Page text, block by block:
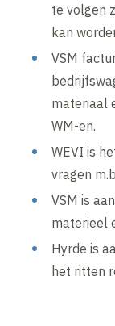
te volgen
kan
VSM
materiaal
WM-en.
WEVI is
vragen
VSM is
materieel
Hyrde is
het ritten